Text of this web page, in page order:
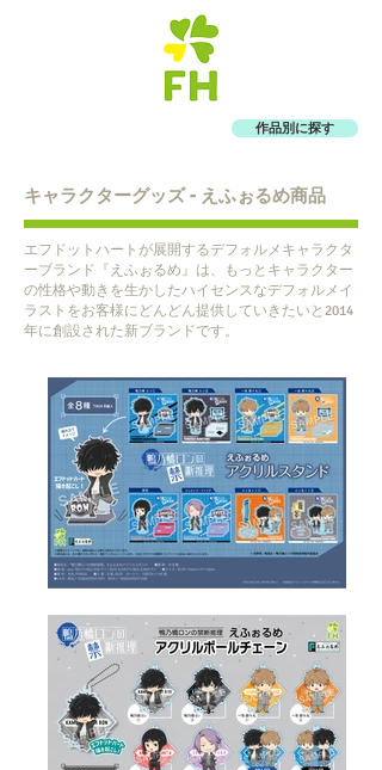
作品別に探す
キャラクターグッズ - えふぉるめ商品
エフドットハートが展開するデフォルメキャラクタ
ーブランド『えふぉるめ』は、もっとキャラクター
の性格や動きを生かしたハイセンスなデフォルメイ
ラストをお客様にどんどん提供していきたいと2014
年に創設された新ブランドです。